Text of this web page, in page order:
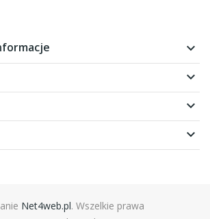
keyboard_arrow_down
keyboard_arrow_down
keyboard_arrow_down
keyboard_arrow_down
Net4web.pl. Wszelkie prawa